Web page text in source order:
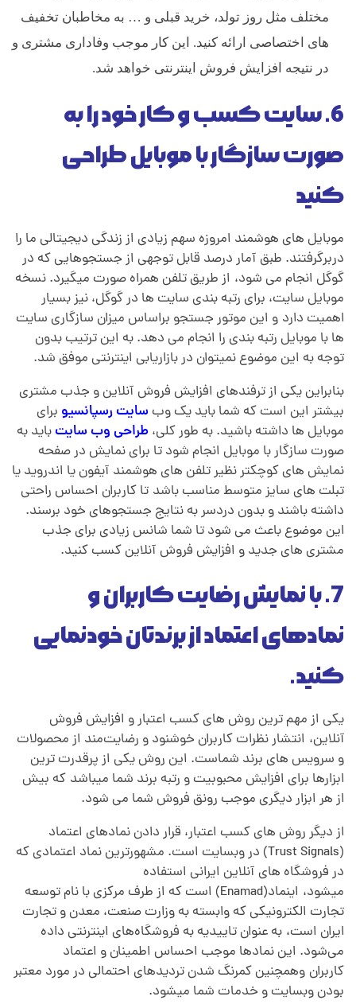
مختلف مثل روز تولد، خرید قبلی و … به مخاطبان تخفیف
های اختصاصی ارائه کنید. این کار موجب وفاداری مشتری و
در نتیجه افزایش فروش اینترنتی خواهد شد.
6. سایت کسب و کار خود را به
صورت سازگار با موبایل طراحی
کنید
موبایل های هوشمند امروزه سهم زیادی از زندگی دیجیتالی ما را
دربرگرفتند. طبق آمار درصد قابل توجهی از جستجوهایی که در
گوگل انجام می شود، از طریق تلفن همراه صورت میگیرد. نسخه
موبایل سایت، برای رتبه بندی سایت ها در گوگل، نیز بسیار
اهمیت دارد و این موتور جستجو براساس میزان سازگاری سایت
ها با موبایل رتبه بندی را انجام می دهد. به این ترتیب بدون
توجه به این موضوع نمیتوان در بازاریابی اینترنتی موفق شد.
بنابراین یکی از ترفندهای افزایش فروش آنلاین‌‌‌ و جذب مشتری
بیشتر این است که شما باید یک وب سایت رسپانسیو برای
موبایل ها داشته باشید. به طور کلی،طراحی وب سایتباید به
صورت سازگار با موبایل انجام شود تا برای نمایش در صفحه
نمایش های کوچکتر نظیر تلفن های هوشمند آیفون یا اندروید یا
تبلت های سایز متوسط مناسب باشد تا کاربران احساس راحتی
داشته باشند و بدون دردسر به نتایج جستجوهای خود برسند.
این موضوع باعث می شود تا شما شانس زیادی برای جذب
مشتری های جدید و افزایش فروش آنلاین‌‌‌ کسب کنید.
7. با نمایش رضایت کاربران و
نمادهای اعتماد از برندتان خودنمایی
کنید.
یکی از مهم ترین روش های کسب اعتبار و افزایش فروش
آنلاین، انتشار نظرات کاربران خوشنود و رضایت‌مند از محصولات
و سرویس های برند شماست. این روش یکی از پرقدرت ترین
ابزارها برای افزایش محبوبیت و رتبه برند شما میباشد که بیش
از هر ابزار دیگری موجب رونق فروش شما می شود.
از دیگر روش های کسب اعتبار، قرار دادن نمادهای اعتماد
(Trust Signals) در وبسایت است. مشهورترین نماد اعتمادی که
در فروشگاه های آنلاین ایرانی استفاده
میشود،
اینماد(Enamad) است که از طرف مرکزی با نام توسعه
تجارت الکترونیکی که وابسته به وزارت صنعت، معدن و تجارت
ایران است، به عنوان تاییدیه به فروشگاه‌های اینترنتی داده
می‌شود. این نمادها موجب احساس اطمینان و اعتماد
کاربران وهمچنین کمرنگ شدن تردیدهای احتمالی در مورد معتبر
بودن وبسایت و خدمات شما میشود.